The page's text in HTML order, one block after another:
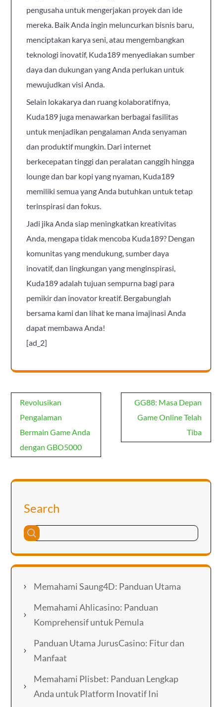
pengusaha untuk mengerjakan proyek dan ide
mereka. Baik Anda ingin meluncurkan bisnis baru,
menciptakan karya seni, atau mengembangkan
teknologi inovatif, Kuda189 menyediakan sumber
daya dan dukungan yang Anda perlukan untuk
mewujudkan visi Anda.
Selain lokakarya dan ruang kolaboratifnya,
Kuda189 juga menawarkan berbagai fasilitas
untuk menjadikan pengalaman Anda senyaman
dan produktif mungkin. Dari internet
berkecepatan tinggi dan peralatan canggih hingga
lounge dan bar kopi yang nyaman, Kuda189
memiliki semua yang Anda butuhkan untuk tetap
terinspirasi dan fokus.
Jadi jika Anda siap meningkatkan kreativitas
Anda, mengapa tidak mencoba Kuda189? Dengan
komunitas yang mendukung, sumber daya
inovatif, dan lingkungan yang menginspirasi,
Kuda189 adalah tujuan sempurna bagi para
pemikir dan inovator kreatif. Bergabunglah
bersama kami dan lihat ke mana imajinasi Anda
dapat membawa Anda!
[ad_2]
Post
navigation
Revolusikan
Pengalaman
Bermain Game Anda
dengan GBO5000
GG88: Masa Depan
Game Online Telah
Tiba
Search
Memahami Saung4D: Panduan Utama
Memahami Ahlicasino: Panduan
Komprehensif untuk Pemula
Panduan Utama JurusCasino: Fitur dan
Manfaat
Memahami Plisbet: Panduan Lengkap
Anda untuk Platform Inovatif Ini